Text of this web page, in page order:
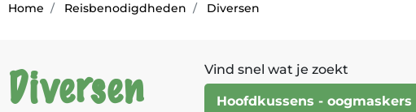
Home Reisbenodigdheden Diversen
Diversen Vind snel wat je zoekt
Hoofdkussens - oogmaskers